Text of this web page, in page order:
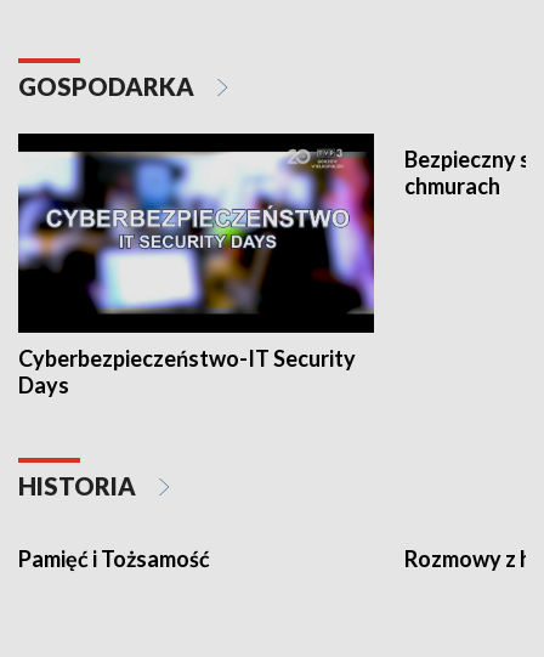
GOSPODARKA
Cyberbezpieczeństwo-IT Security
Days
Bezpieczny
chmurach
HISTORIA
Pamięć i Tożsamość Rozmowy z